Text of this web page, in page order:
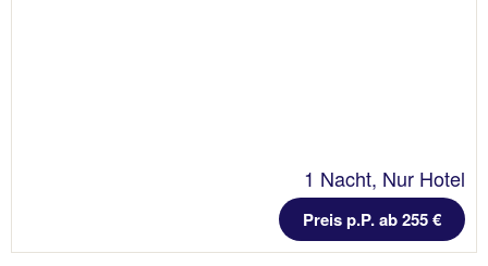
1 Nacht, Nur Hotel
Preis p.P. ab 255 €